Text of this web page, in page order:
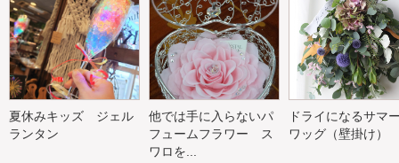
夏休みキッズ ジェル
ランタン
他では手に入らないパ
フュームフラワー ス
ワロを...
ドライになるサマ
ワッグ（壁掛け）